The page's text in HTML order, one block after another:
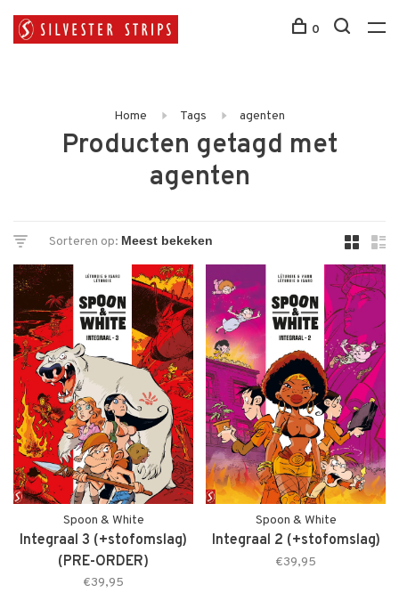
0
Home Tags agenten
Producten getagd met
agenten
Sorteren op:
Spoon & White
Integraal 3 (+stofomslag)
(PRE-ORDER)
€39,95
Spoon & White
Integraal 2 (+stofomslag)
€39,95